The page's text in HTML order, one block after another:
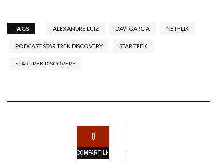
TAGS ALEXANDRE LUIZ DAVI GARCIA NETFLIX
PODCAST STAR TREK DISCOVERY STAR TREK
STAR TREK DISCOVERY
0
COMPARTILHAMENTOS